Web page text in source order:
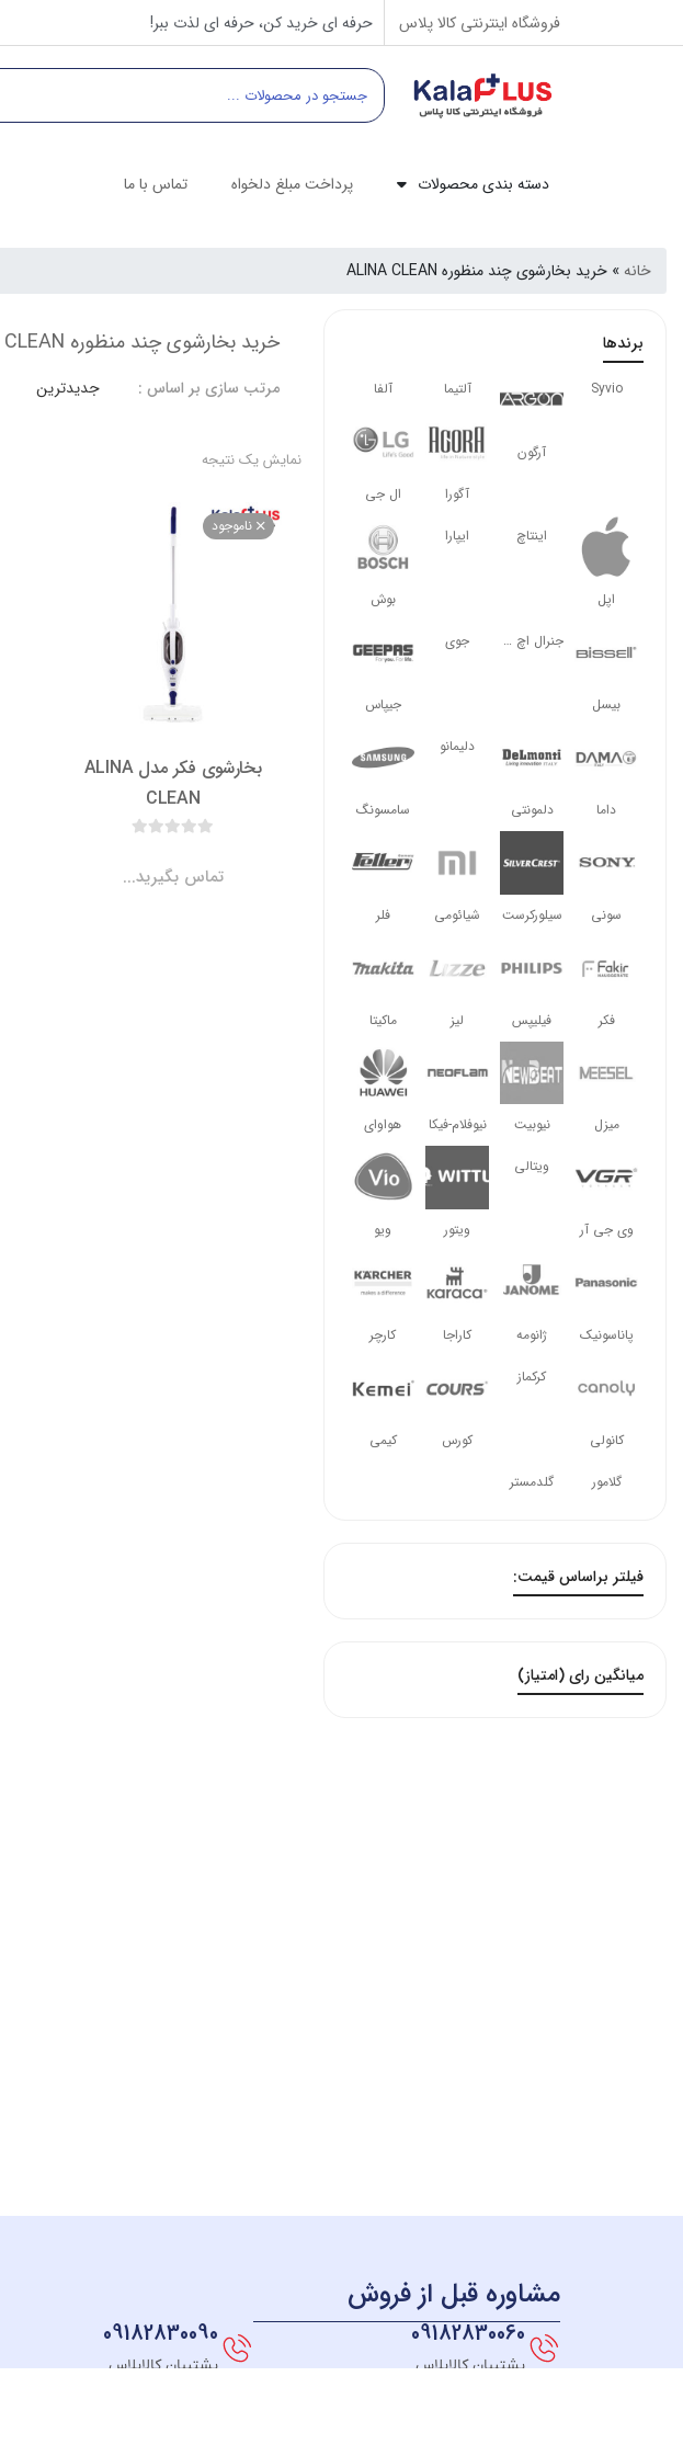
فروشگاه اینترنتی کالا پلاس حرفه ای خرید کن، حرفه ای لذت ببر!
دسته بندی محصولات پرداخت مبلغ دلخواه تماس با ما
خانه» خرید بخارشوی چند منظوره ALINA CLEAN
خرید بخارشوی چند منظوره ALINA CLEAN
مرتب سازی بر اساس : جدیدترین
نمایش یک نتیجه
ناموجود
بخارشوی فکر مدل ALINA
CLEAN
تماس بگیرید...
برندها
Syvio
آرگون
آلتیما آلفا
آگورا ال جی
اپل
اینتاچ ایپارا
بوش
بیسل
جنرال اچ ال جوی
جیپاس
داما دلمونتی
دلیمانو
سامسونگ
سونی سیلورکرست شیائومی فلر
فکر فیلیپس لیز ماکیتا
میزل نیوبیت نیوفلام-فیکا هواوای
وی جی آر
ویتالی
ویتور ویو
پاناسونیک ژانومه کاراجا کارچر
کانولی
کرکماز
کورس
کیمی
گلامور
گلدمستر
فیلتر براساس قیمت:
میانگین رای (امتیاز)
مشاوره قبل از فروش
09182830060
پشتیبان کالاپلاس
09182830090
پشتیبان کالاپلاس